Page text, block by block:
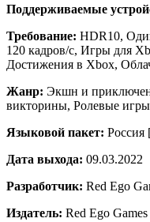
Поддерживаемые
Требование: HDR10,
120 кадров/с, Игры для
Достижения в Xbox,
Жанр: Экшн и
викторины, Ролевые игры
Языковой пакет: Россия
Дата выхода: 09.03.2022
Разработчик: Red Ego
Издатель: Red Ego Games